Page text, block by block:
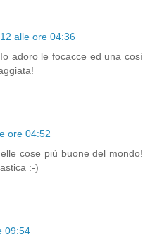
alle ore 04:36
adoro le focacce ed una così
ore 04:52
cose più buone del mondo!
:-)
09:54